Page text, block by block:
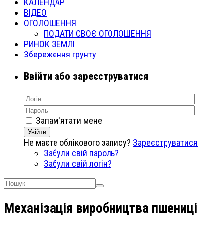
КАЛЕНДАР
ВІДЕО
ОГОЛОШЕННЯ
ПОДАТИ СВОЄ ОГОЛОШЕННЯ
РИНОК ЗЕМЛІ
Збереження грунту
Ввійти або зареєструватися
Запам'ятати мене
Увійти
Не маєте облікового запису? Зареєструватися
Забули свій пароль?
Забули свій логін?
Механізація виробництва пшениці